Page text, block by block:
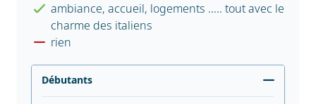
ambiance, accueil, logements ..... tout avec le
charme des italiens
rien
Débutants